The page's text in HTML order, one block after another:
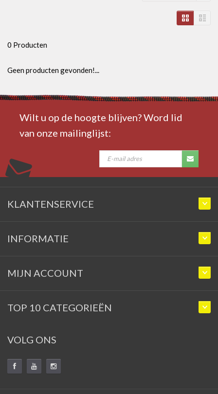
0 Producten
Geen producten gevonden!...
Wilt u op de hoogte blijven? Word lid
van onze mailinglijst:
KLANTENSERVICE
INFORMATIE
MIJN ACCOUNT
TOP 10 CATEGORIEËN
VOLG ONS